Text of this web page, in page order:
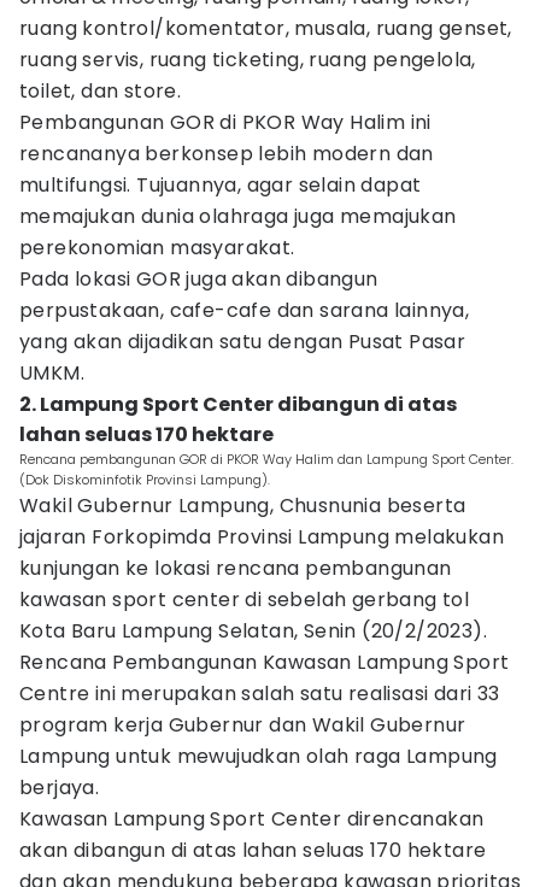
ruang kontrol/komentator, musala, ruang genset,
ruang servis, ruang ticketing, ruang pengelola,
toilet, dan store.
Pembangunan GOR di PKOR Way Halim ini
rencananya berkonsep lebih modern dan
multifungsi. Tujuannya, agar selain dapat
memajukan dunia olahraga juga memajukan
perekonomian masyarakat.
Pada lokasi GOR juga akan dibangun
perpustakaan, cafe-cafe dan sarana lainnya,
yang akan dijadikan satu dengan Pusat Pasar
UMKM.
2. Lampung Sport Center dibangun di atas
lahan seluas 170 hektare
Rencana pembangunan GOR di PKOR Way Halim dan Lampung Sport Center.
(Dok Diskominfotik Provinsi Lampung).
Wakil Gubernur Lampung, Chusnunia beserta
jajaran Forkopimda Provinsi Lampung melakukan
kunjungan ke lokasi rencana pembangunan
kawasan sport center di sebelah gerbang tol
Kota Baru Lampung Selatan, Senin (20/2/2023).
Rencana Pembangunan Kawasan Lampung Sport
Centre ini merupakan salah satu realisasi dari 33
program kerja Gubernur dan Wakil Gubernur
Lampung untuk mewujudkan olah raga Lampung
berjaya.
Kawasan Lampung Sport Center direncanakan
akan dibangun di atas lahan seluas 170 hektare